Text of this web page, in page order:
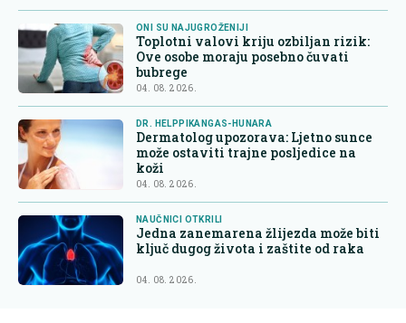
ONI SU NAJUGROŽENIJI
Toplotni valovi kriju ozbiljan rizik:
Ove osobe moraju posebno čuvati
bubrege
04. 08. 2026.
DR. HELPPIKANGAS-HUNARA
Dermatolog upozorava: Ljetno sunce
može ostaviti trajne posljedice na
koži
04. 08. 2026.
NAUČNICI OTKRILI
Jedna zanemarena žlijezda može biti
ključ dugog života i zaštite od raka
04. 08. 2026.